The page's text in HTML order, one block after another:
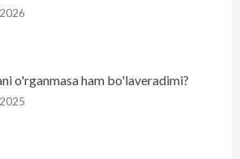
o'rganmasa ham bo'laveradimi?